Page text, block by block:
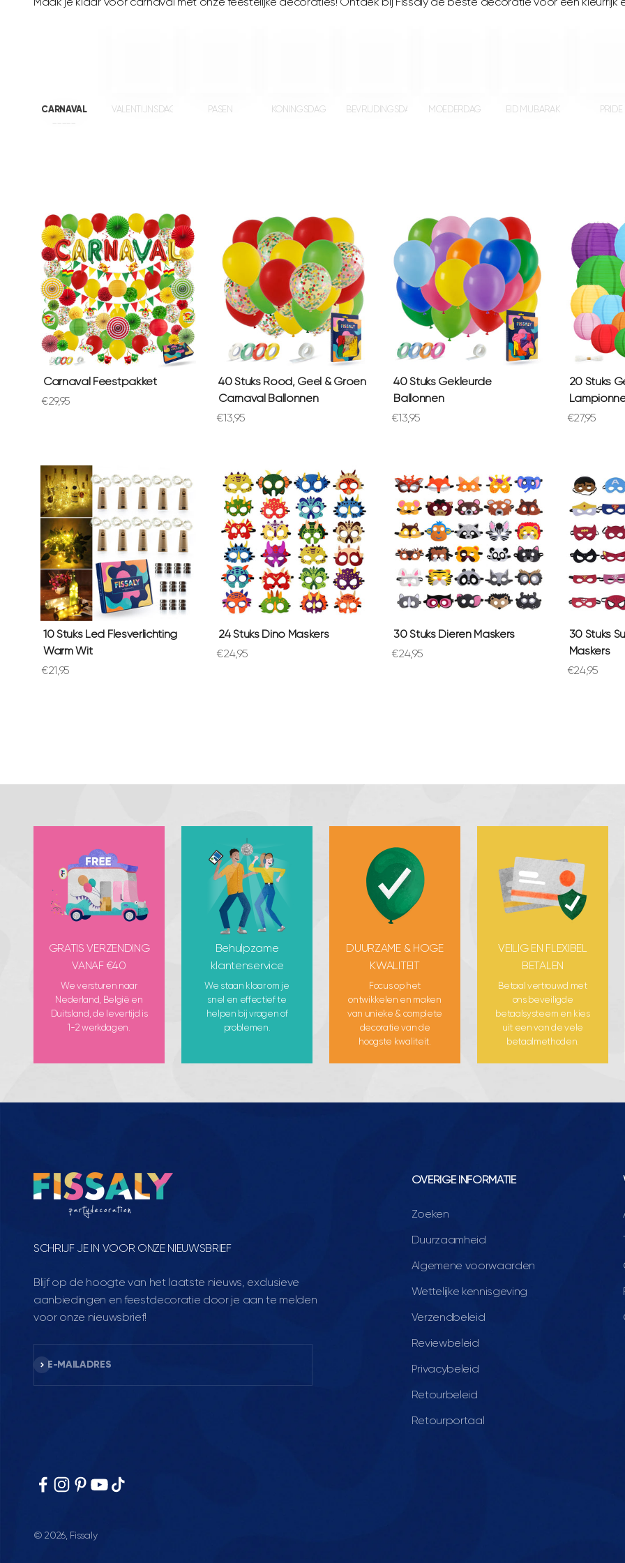
Maak je klaar voor carnaval met onze feestelijke decoraties! Ontdek bij Fissaly de beste decoratie voor een kleurrijk
CARNAVAL
VALENTIJNSDAG PASEN KONINGSDAG BEVRIJDINGSDAG MOEDERDAG EID MUBARAK PRIDE
Carnaval Feestpakket
Aanbiedingsprijs
€29,95
40 Stuks Rood, Geel & Groen
Carnaval Ballonnen
Aanbiedingsprijs
€13,95
40 Stuks Gekleurde
Ballonnen
Aanbiedingsprijs
€13,95
20 Stuks
€27,95
10 Stuks Led Flesverlichting
Warm Wit
Aanbiedingsprijs
€21,95
24 Stuks Dino Maskers
Aanbiedingsprijs
€24,95
30 Stuks Dieren Maskers
Aanbiedingsprijs
€24,95
30 Stuks
Maskers
€24,95
GRATIS VERZENDING
VANAF €40
We versturen naar
Nederland, België en
Duitsland, de levertijd is
1-2 werkdagen.
Behulpzame
klantenservice
We staan klaar om je
snel en effectief te
helpen bij vragen of
problemen.
DUURZAME & HOGE
KWALITEIT
Focus op het
ontwikkelen en maken
van unieke & complete
decoratie van de
hoogste kwaliteit.
VEILIG EN FLEXIBEL
BETALEN
Betaal vertrouwd met
ons beveiligde
betaalsysteem en kies
uit een van de vele
betaalmethoden.
SCHRIJF JE IN VOOR ONZE NIEUWSBRIEF
Blijf op de hoogte van het laatste nieuws, exclusieve
aanbiedingen en feestdecoratie door je aan te melden
voor onze nieuwsbrief!
E-MAILADRES
Abonneren
OVERIGE INFORMATIE
Zoeken
Duurzaamheid
Algemene voorwaarden
Wettelijke kennisgeving
Verzendbeleid
Reviewbeleid
Privacybeleid
Retourbeleid
Retourportaal
© 2026, Fissaly